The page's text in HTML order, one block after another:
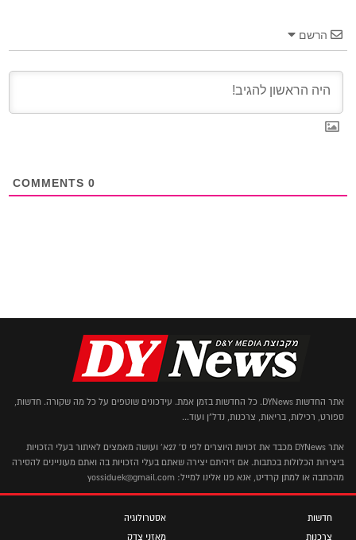
הרשם
0
אתר החדשות DYNews. כל החדשות בזמן אמת. עידכונים שוטפים על כל מה שקורה. חדשות,
ספורט, רכילות, בריאות, צרכנות, נדל"ן ועוד...
אתר DYNews מכבד את זכויות היוצרים לפי ס' 27א' ועושה מאמצים לאיתור בעלי הזכויות
ביצירות הכלולות בכתבות. אם זיהיתם יצירה שאתם בעלי הזכויות בה ואתם מעוניינים להסירה
מהכתבה או למתן קרדיט, אנא פנו אלינו למייל: yossiduek@gmail.com
חדשות
צרכנות
אסטרולוגיה
מאזני צדק